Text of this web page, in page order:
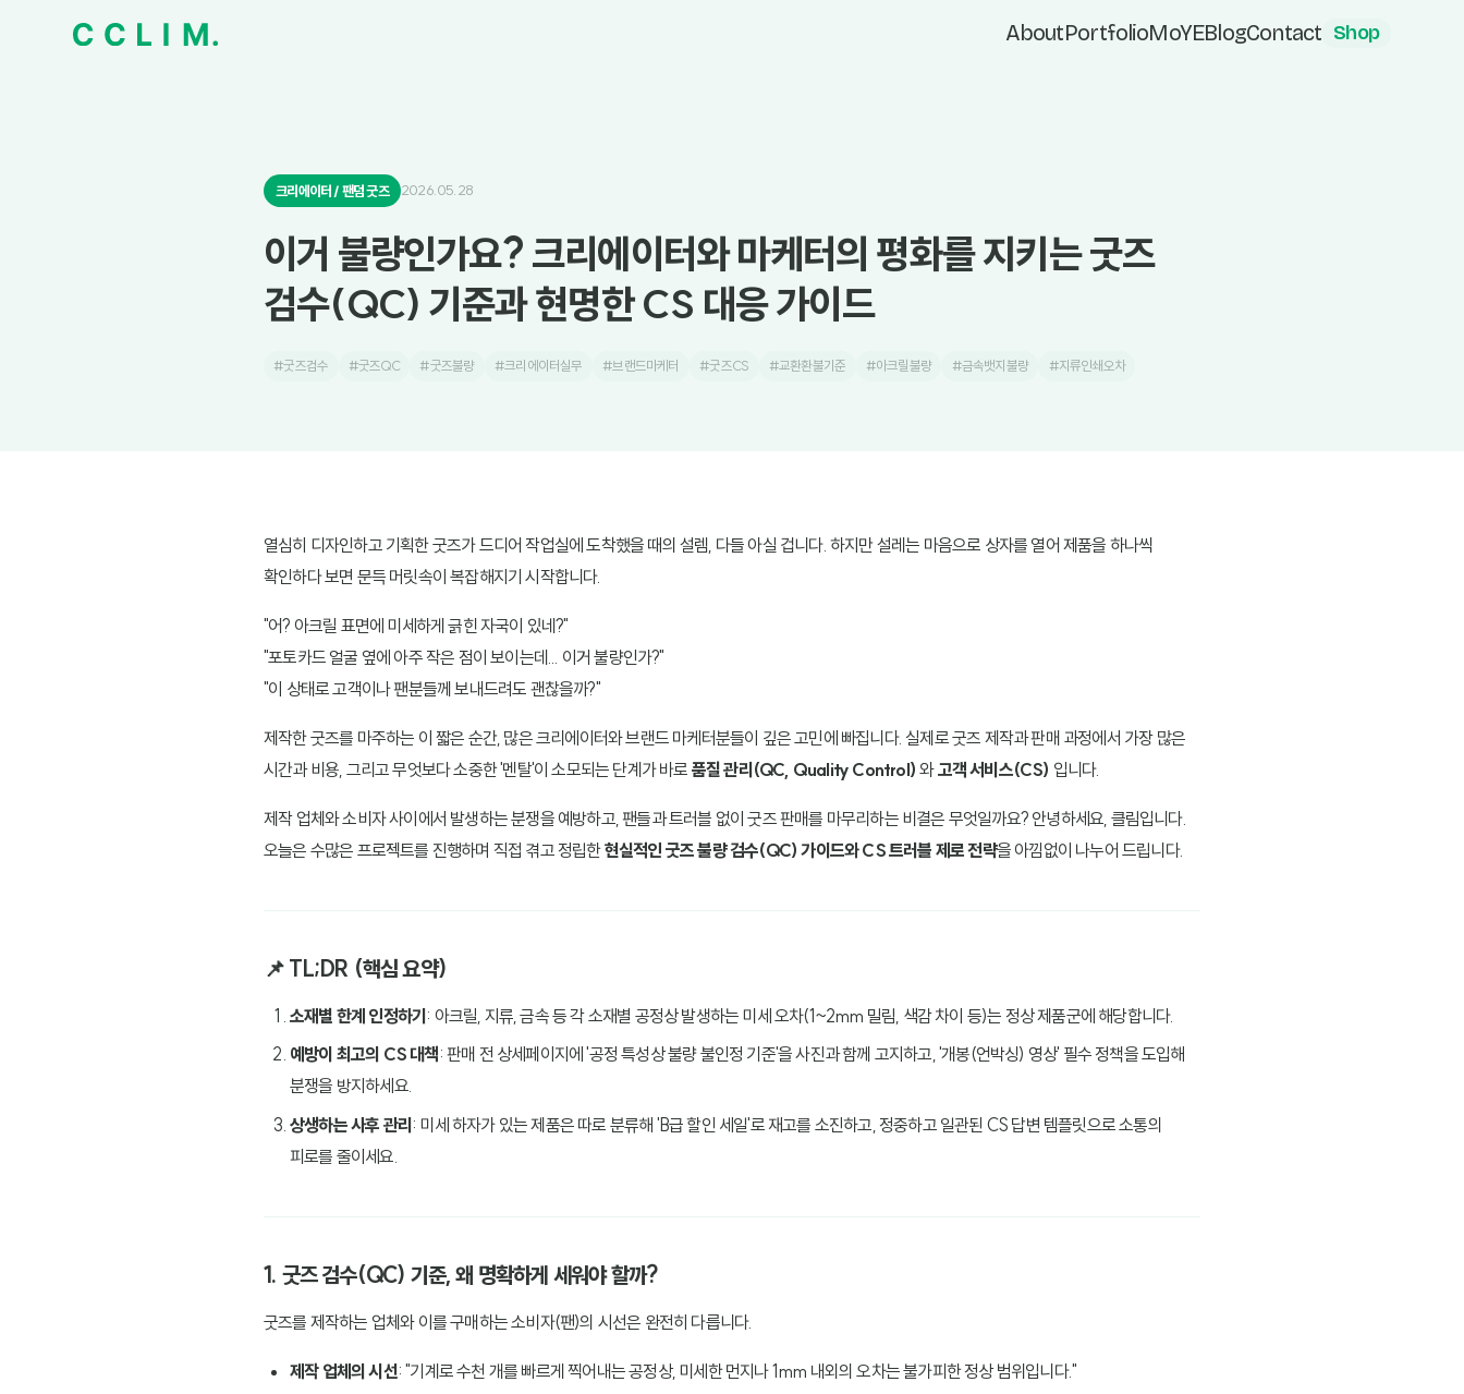
AboutPortfolioMoYEBlogContact Shop
크리에이터 / 팬덤 굿즈 2026.05.28
이거 불량인가요? 크리에이터와 마케터의 평화를 지키는 굿즈
검수(QC) 기준과 현명한 CS 대응 가이드
#굿즈검수 #굿즈QC #굿즈불량 #크리에이터실무 #브랜드마케터 #굿즈CS #교환환불기준 #아크릴불량 #금속뱃지불량 #지류인쇄오차
열심히 디자인하고 기획한 굿즈가 드디어 작업실에 도착했을 때의 설렘, 다들 아실 겁니다. 하지만 설레는 마음으로 상자를 열어 제품을 하나씩
확인하다 보면 문득 머릿속이 복잡해지기 시작합니다.
"어? 아크릴 표면에 미세하게 긁힌 자국이 있네?"
"포토카드 얼굴 옆에 아주 작은 점이 보이는데... 이거 불량인가?"
"이 상태로 고객이나 팬분들께 보내드려도 괜찮을까?"
제작한 굿즈를 마주하는 이 짧은 순간, 많은 크리에이터와 브랜드 마케터분들이 깊은 고민에 빠집니다. 실제로 굿즈 제작과 판매 과정에서 가장 많은
시간과 비용, 그리고 무엇보다 소중한 '멘탈'이 소모되는 단계가 바로 품질 관리(QC, Quality Control) 와고객 서비스(CS) 입니다.
제작 업체와 소비자 사이에서 발생하는 분쟁을 예방하고, 팬들과 트러블 없이 굿즈 판매를 마무리하는 비결은 무엇일까요? 안녕하세요, 클림입니다.
오늘은 수많은 프로젝트를 진행하며 직접 겪고 정립한현실적인 굿즈 불량 검수(QC) 가이드와 CS 트러블 제로 전략을 아낌없이 나누어 드립니다.
📌 TL;DR (핵심 요약)
소재별 한계 인정하기: 아크릴, 지류, 금속 등 각 소재별 공정상 발생하는 미세 오차(1~2mm 밀림, 색감 차이 등)는 정상 제품군에 해당합니다.
예방이 최고의 CS 대책: 판매 전 상세페이지에 '공정 특성상 불량 불인정 기준'을 사진과 함께 고지하고, '개봉(언박싱) 영상' 필수 정책을 도입해
분쟁을 방지하세요.
상생하는 사후 관리: 미세 하자가 있는 제품은 따로 분류해 'B급 할인 세일'로 재고를 소진하고, 정중하고 일관된 CS 답변 템플릿으로 소통의
피로를 줄이세요.
1. 굿즈 검수(QC) 기준, 왜 명확하게 세워야 할까?
굿즈를 제작하는 업체와 이를 구매하는 소비자(팬)의 시선은 완전히 다릅니다.
제작 업체의 시선: "기계로 수천 개를 빠르게 찍어내는 공정상, 미세한 먼지나 1mm 내외의 오차는 불가피한 정상 범위입니다."